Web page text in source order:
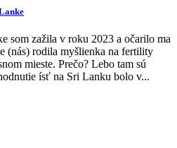
som zažila v roku 2023 a očarilo ma
(nás) rodila myšlienka na fertility
mieste. Prečo? Lebo tam sú
ísť na Sri Lanku bolo v...